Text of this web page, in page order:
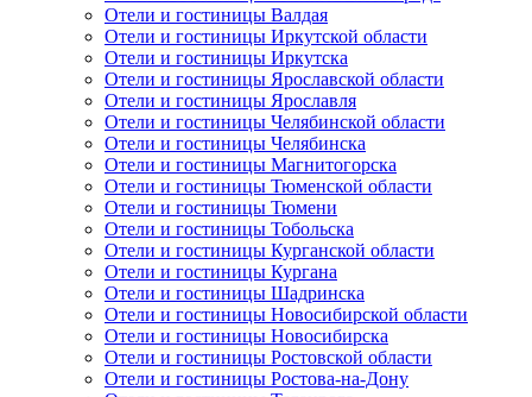
Отели и гостиницы Валдая
Отели и гостиницы Иркутской области
Отели и гостиницы Иркутска
Отели и гостиницы Ярославской области
Отели и гостиницы Ярославля
Отели и гостиницы Челябинской области
Отели и гостиницы Челябинска
Отели и гостиницы Магнитогорска
Отели и гостиницы Тюменской области
Отели и гостиницы Тюмени
Отели и гостиницы Тобольска
Отели и гостиницы Курганской области
Отели и гостиницы Кургана
Отели и гостиницы Шадринска
Отели и гостиницы Новосибирской области
Отели и гостиницы Новосибирска
Отели и гостиницы Ростовской области
Отели и гостиницы Ростова-на-Дону